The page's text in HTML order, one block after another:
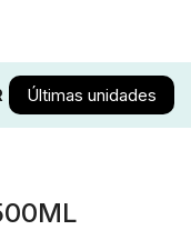
Últimas unidades